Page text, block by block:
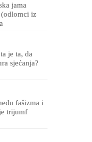
jama
(odlomci iz
je ta, da
sjećanja?
fašizma i
trijumf